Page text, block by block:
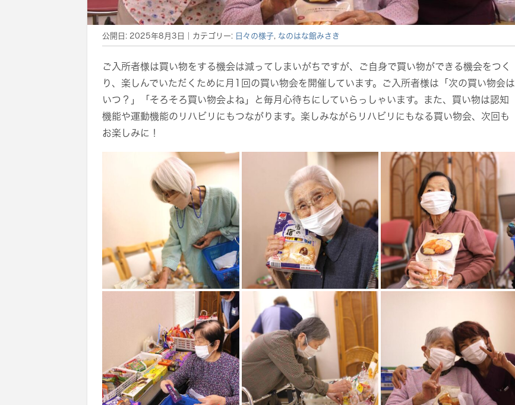
公開日: 2025年8月3日 ｜カテゴリー: 日々の様子, なのはな館みさき
ご入所者様は買い物をする機会は減ってしまいがちですが、ご自身で買い物ができる機会をつく
り、楽しんでいただくために月1回の買い物会を開催しています。ご入所者様は「次の買い物会は
いつ？」「そろそろ買い物会よね」と毎月心待ちにしていらっしゃいます。また、買い物は認知
機能や運動機能のリハビリにもつながります。楽しみながらリハビリにもなる買い物会、次回も
お楽しみに！